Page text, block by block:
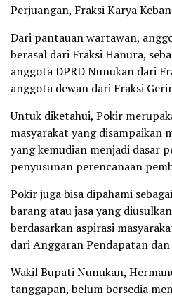
Perjuangan, Fraksi Karya
Dari pantauan wartawan,
berasal dari Fraksi Hanura,
anggota DPRD Nunukan dari
anggota dewan dari Fraksi
Untuk diketahui, Pokir
masyarakat yang disampaikan
yang kemudian menjadi dasar
penyusunan perencanaan
Pokir juga bisa dipahami
barang atau jasa yang
berdasarkan aspirasi
dari Anggaran Pendapatan dan
Wakil Bupati Nunukan,
tanggapan, belum bersedia